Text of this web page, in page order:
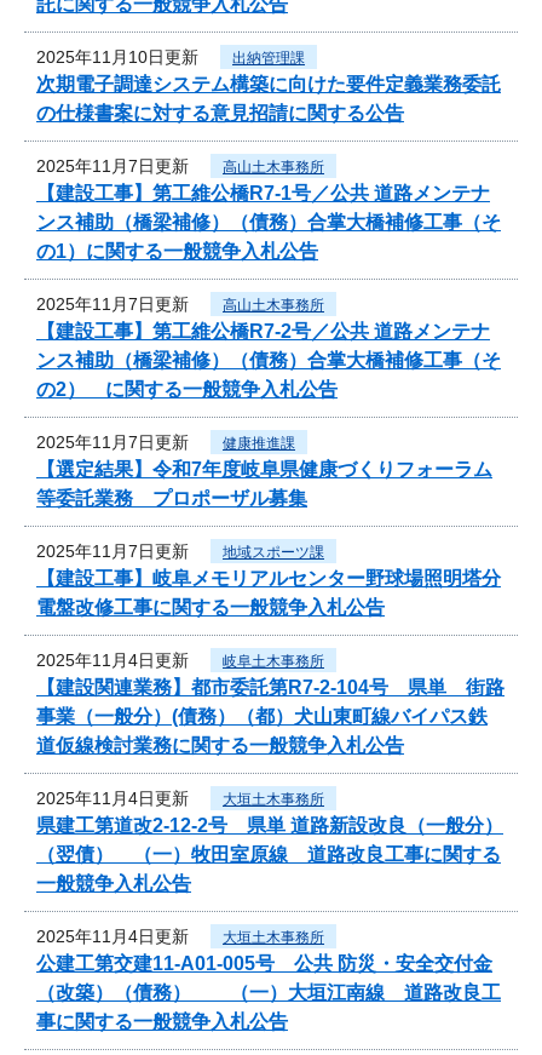
2025年11月10日更新 出納管理課
次期電子調達システム構築に向けた要件定義業務委託
の仕様書案に対する意見招請に関する公告
2025年11月7日更新 高山土木事務所
【建設工事】第工維公橋R7-1号／公共 道路メンテナ
ンス補助（橋梁補修）（債務）合掌大橋補修工事（そ
の1）に関する一般競争入札公告
2025年11月7日更新 高山土木事務所
【建設工事】第工維公橋R7-2号／公共 道路メンテナ
ンス補助（橋梁補修）（債務）合掌大橋補修工事（そ
の2） に関する一般競争入札公告
2025年11月7日更新 健康推進課
【選定結果】令和7年度岐阜県健康づくりフォーラム
等委託業務 プロポーザル募集
2025年11月7日更新 地域スポーツ課
【建設工事】岐阜メモリアルセンター野球場照明塔分
電盤改修工事に関する一般競争入札公告
2025年11月4日更新 岐阜土木事務所
【建設関連業務】都市委託第R7-2-104号 県単 街路
事業（一般分）(債務）（都）犬山東町線バイパス鉄
道仮線検討業務に関する一般競争入札公告
2025年11月4日更新 大垣土木事務所
県建工第道改2-12-2号 県単 道路新設改良（一般分）
（翌債） （一）牧田室原線 道路改良工事に関する
一般競争入札公告
2025年11月4日更新 大垣土木事務所
公建工第交建11-A01-005号 公共 防災・安全交付金
（改築）（債務） （一）大垣江南線 道路改良工
事に関する一般競争入札公告